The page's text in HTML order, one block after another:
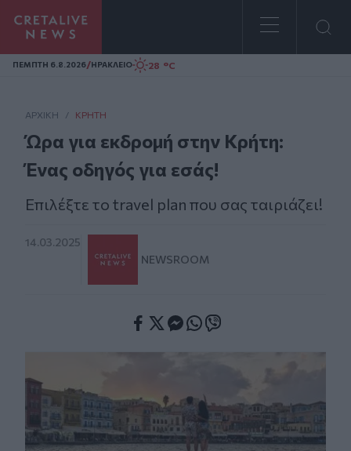
Homepage
ΠΕΜΠΤΗ 6.8.2026/ΗΡΑΚΛΕΙΟ 28 °C
ΑΡΧΙΚΗ / ΚΡΉΤΗ
Ώρα για εκδρομή στην Κρήτη:
Ένας οδηγός για εσάς!
Επιλέξτε το travel plan που σας ταιριάζει!
14.03.2025
NEWSROOM